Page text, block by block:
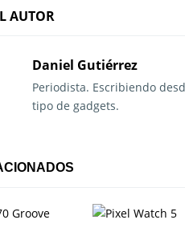
AUTOR
Daniel Gutiérrez
Periodista. Escribiendo
tipo de gadgets.